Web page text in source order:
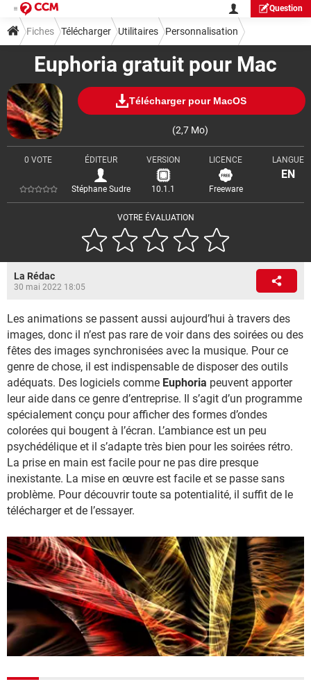
Question
Euphoria gratuit pour Mac
Télécharger pour MacOS
(2,7 Mo)
VOTRE ÉVALUATION
0 VOTE ÉDITEUR
Stéphane Sudre
VERSION
10.1.1
LICENCE
Freeware
LANGUE
EN
Fiches Télécharger Utilitaires Personnalisation
La Rédac
30 mai 2022 18:05
Les animations se passent aussi aujourd’hui à travers des
images, donc il n’est pas rare de voir dans des soirées ou des
fêtes des images synchronisées avec la musique. Pour ce
genre de chose, il est indispensable de disposer des outils
adéquats. Des logiciels comme Euphoria peuvent apporter
leur aide dans ce genre d’entreprise. Il s’agit d’un programme
spécialement conçu pour afficher des formes d’ondes
colorées qui bougent à l’écran. L’ambiance est un peu
psychédélique et il s’adapte très bien pour les soirées rétro.
La prise en main est facile pour ne pas dire presque
inexistante. La mise en œuvre est facile et se passe sans
problème. Pour découvrir toute sa potentialité, il suffit de le
télécharger et de l’essayer.